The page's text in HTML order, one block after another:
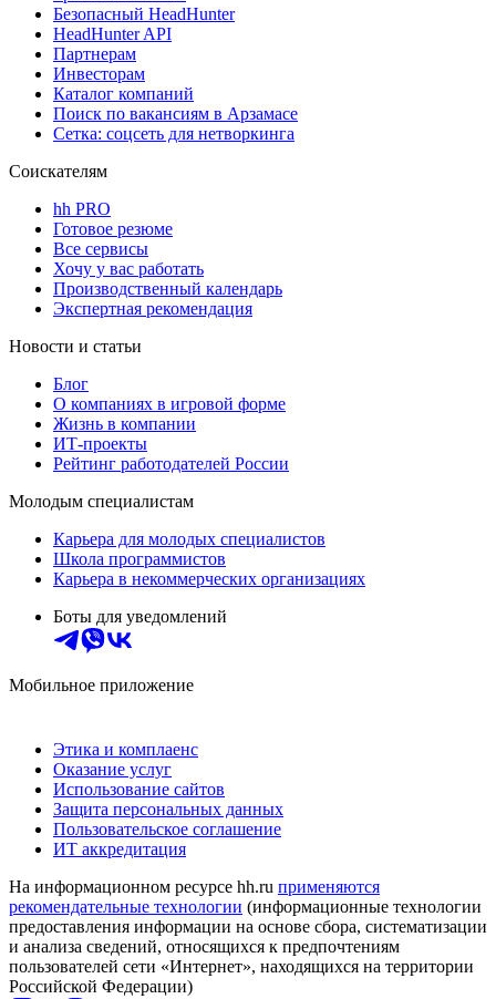
Безопасный HeadHunter
HeadHunter API
Партнерам
Инвесторам
Каталог компаний
Поиск по вакансиям в Арзамасе
Сетка: соцсеть для нетворкинга
Соискателям
hh PRO
Готовое резюме
Все сервисы
Хочу у вас работать
Производственный календарь
Экспертная рекомендация
Новости и статьи
Блог
О компаниях в игровой форме
Жизнь в компании
ИТ-проекты
Рейтинг работодателей России
Молодым специалистам
Карьера для молодых специалистов
Школа программистов
Карьера в некоммерческих организациях
Боты для уведомлений
Мобильное приложение
Этика и комплаенс
Оказание услуг
Использование сайтов
Защита персональных данных
Пользовательское соглашение
ИТ аккредитация
На информационном ресурсе hh.ru применяются
рекомендательные технологии (информационные технологии
предоставления информации на основе сбора, систематизации
и анализа сведений, относящихся к предпочтениям
пользователей сети «Интернет», находящихся на территории
Российской Федерации)